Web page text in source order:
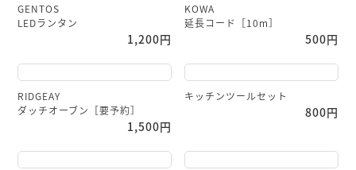
GENTOS
LEDランタン
1,200円
KOWA
延長コード［10m］
500円
RIDGEAY
ダッチオーブン［要予約］
1,500円
キッチンツールセット
800円